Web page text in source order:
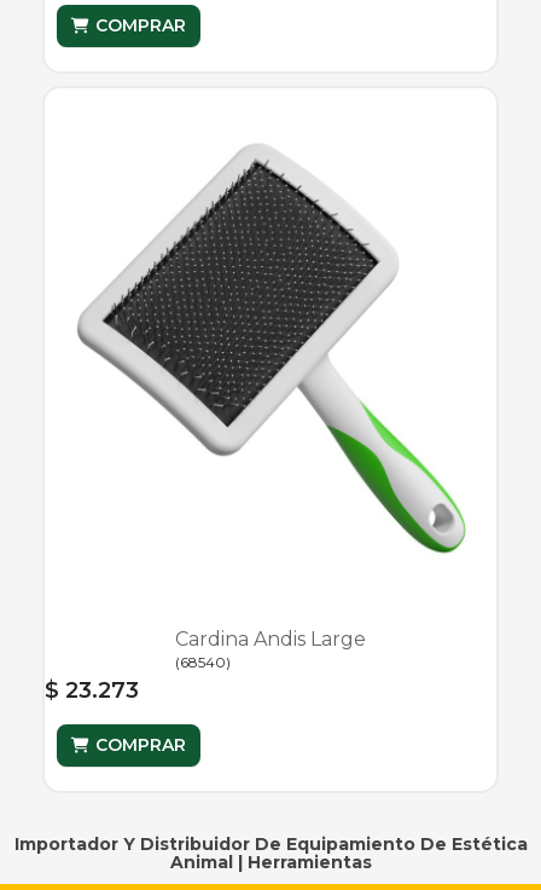
COMPRAR
Cardina Andis Large
(68540)
$ 23.273
COMPRAR
Importador Y Distribuidor De Equipamiento De Estética
Animal | Herramientas